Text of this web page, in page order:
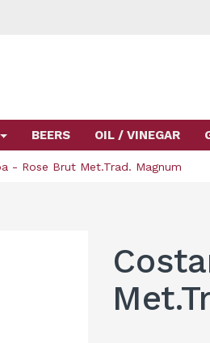
BEERS OIL / VINEGAR
- Rose Brut Met.Trad. Magnum